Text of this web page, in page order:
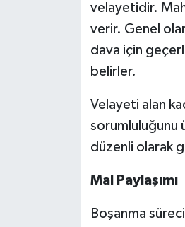
velayetidir.
verir. Genel
dava için
belirler.
Velayeti alan
sorumluluğunu
düzenli olarak
Mal Paylaşımı
Boşanma